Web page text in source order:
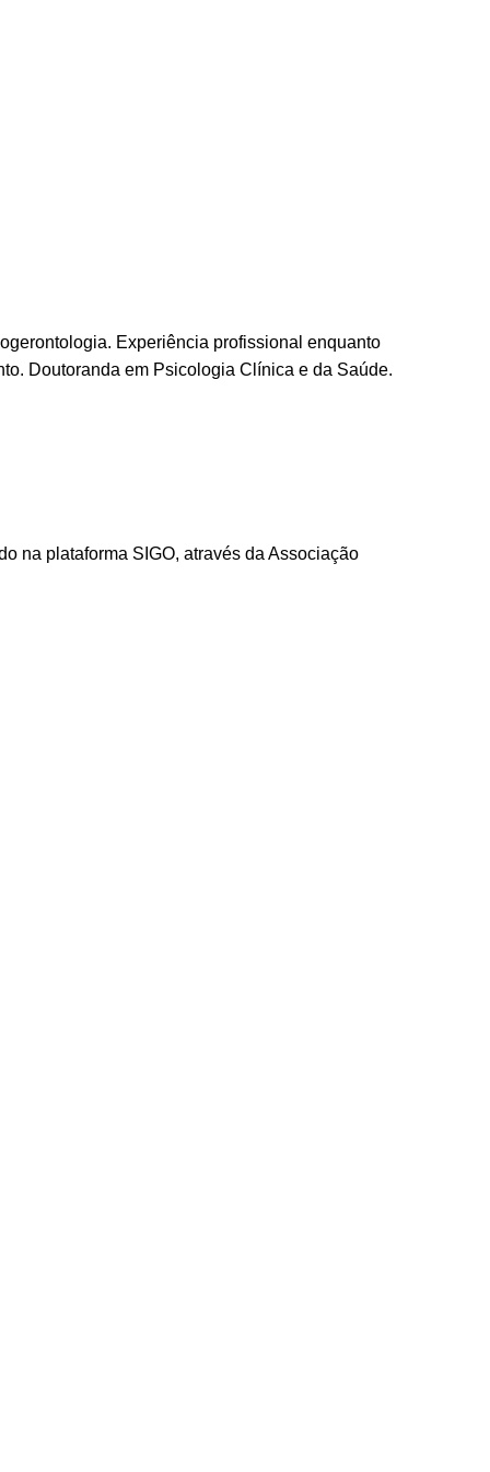
Experiência profissional enquanto
Doutoranda em Psicologia Clínica e da Saúde.
na plataforma SIGO, através da Associação